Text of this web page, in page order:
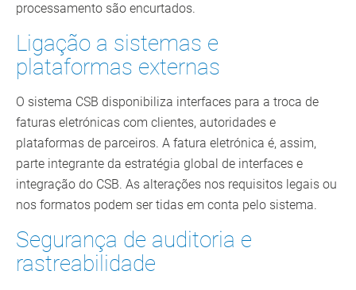
processamento são encurtados.
Ligação a sistemas e
plataformas externas
O sistema CSB disponibiliza interfaces para a troca de
faturas eletrónicas com clientes, autoridades e
plataformas de parceiros. A fatura eletrónica é, assim,
parte integrante da estratégia global de interfaces e
integração do CSB. As alterações nos requisitos legais ou
nos formatos podem ser tidas em conta pelo sistema.
Segurança de auditoria e
rastreabilidade